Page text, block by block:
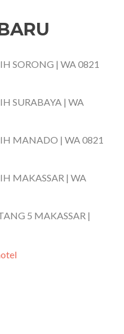
SORONG | WA 0821
SURABAYA | WA
MANADO | WA 0821
MAKASSAR | WA
5 MAKASSAR |